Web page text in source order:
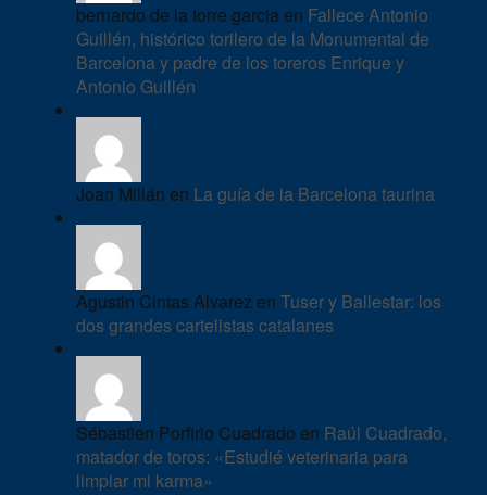
bernardo de la torre garcia en Fallece Antonio
Guillén, histórico torilero de la Monumental de
Barcelona y padre de los toreros Enrique y
Antonio Guillén
Joan Millán en La guía de la Barcelona taurina
Agustin Cintas Alvarez en Tuser y Ballestar: los
dos grandes cartelistas catalanes
Sébastien Porfirio Cuadrado en Raúl Cuadrado,
matador de toros: «Estudié veterinaria para
limpiar mi karma»